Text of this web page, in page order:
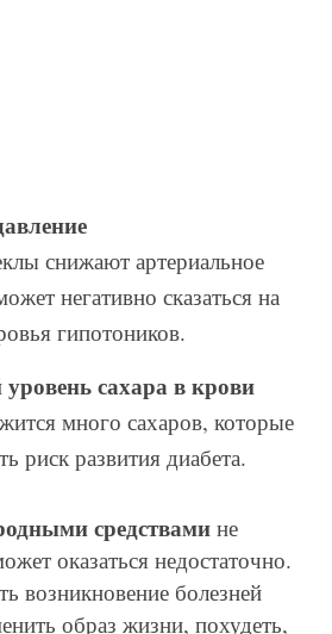
снижают артериальное
негативно сказаться на
гипотоников.
сахара в крови
много сахаров, которые
риск развития диабета.
средствамине
оказаться недостаточно.
возникновение болезней
образ жизни, похудеть,